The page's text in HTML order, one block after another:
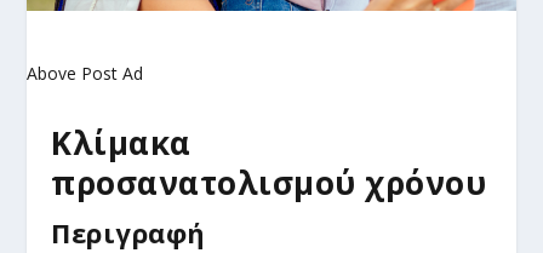
Above Post Ad
Κλίμακα
προσανατολισμού χρόνου
Περιγραφή